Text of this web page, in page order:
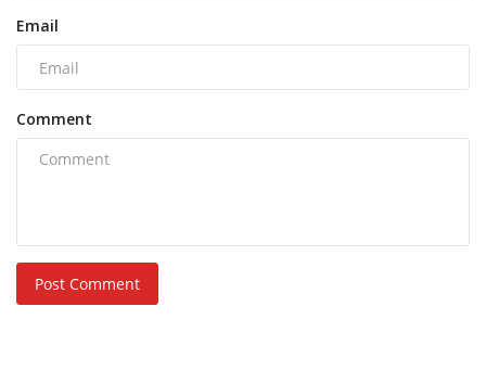
Email
Comment
Post Comment